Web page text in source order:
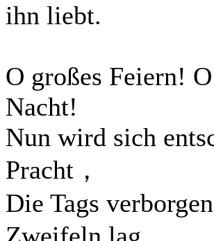
ihn liebt.
O großes Feiern!
Nacht!
Nun wird sich
Pracht，
Die Tags